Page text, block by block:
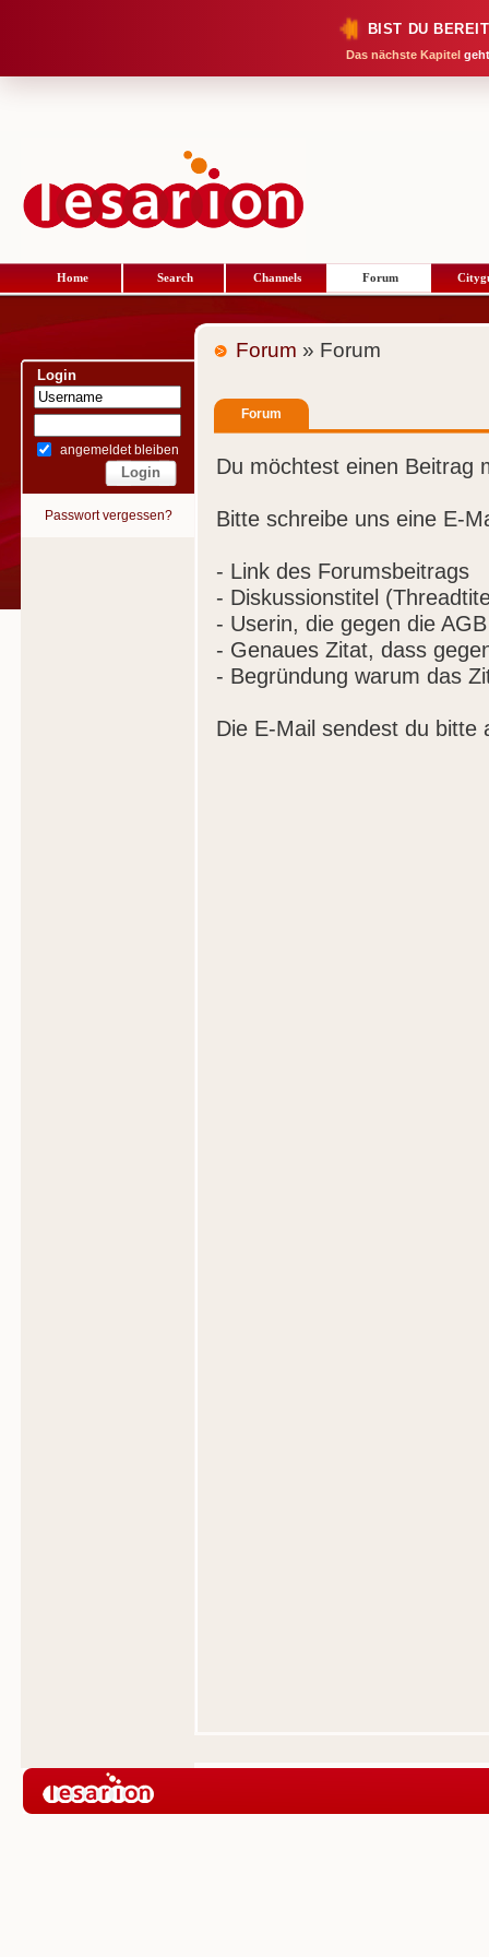
BIST DU
Das nächste Kapitel
Home Search Channels Forum
Login
angemeldet bleiben
Passwort vergessen?
Forum » Forum
Forum
Du möchtest einen Beitrag
Bitte schreibe uns eine E-
- Link des Forumsbeitrags
- Diskussionstitel
- Userin, die gegen die
- Genaues Zitat, dass
- Begründung warum das
Die E-Mail sendest du bitte